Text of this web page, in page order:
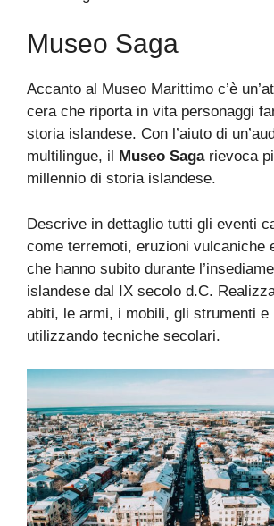
Museo Saga
Accanto al Museo Marittimo c’è
cera che riporta in vita personaggi
storia islandese. Con l’aiuto di
multilingue, il Museo Sagarievoca
millennio di storia islandese.
Descrive in dettaglio tutti gli eventi
come terremoti, eruzioni vulcaniche
che hanno subito durante
islandese dal IX secolo d.C.
abiti, le armi, i mobili, gli strumenti e
utilizzando tecniche secolari.